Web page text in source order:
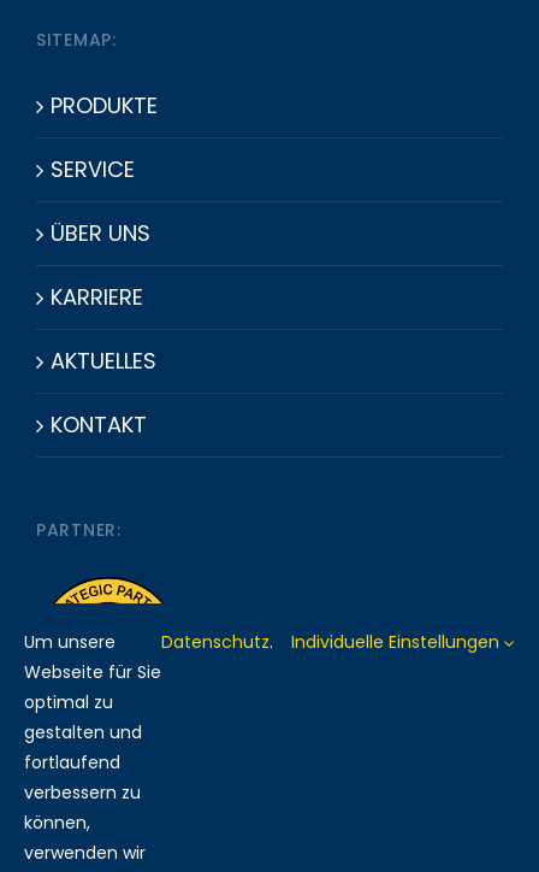
SITEMAP:
PRODUKTE
SERVICE
ÜBER UNS
KARRIERE
AKTUELLES
KONTAKT
PARTNER:
MITGLIED BEI:
Um unsere
Webseite für Sie
optimal zu
gestalten und
fortlaufend
verbessern zu
können,
verwenden wir
Datenschutz. Individuelle Einstellungen